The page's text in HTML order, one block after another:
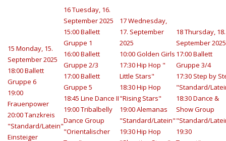
15 Monday, 15.
September 2025
18:00 Ballett
Gruppe 6
19:00
Frauenpower
20:00 Tanzkreis
"Standard/Latein"
Einsteiger
16Tuesday, 16.
September 2025
15:00 Ballett
Gruppe 1
16:00 Ballett
Gruppe 2/3
17:00 Ballett
Gruppe 5
18:45 Line Dance II
19:00 Tribalbelly
Dance Group
"Orientalischer
17Wednesday,
17. September
2025
10:00 Golden Girls
17:30 Hip Hop "
Little Stars"
18:30 Hip Hop
"Rising Stars"
19:00 Alemanas
"Standard/Latein"
19:30 Hip Hop
18Thursday, 18.
September 2025
17:00 Ballett
Gruppe 3/4
17:30 Step by
"Standard/
18:30 Dance &
Show Group
"Standard/
19:30